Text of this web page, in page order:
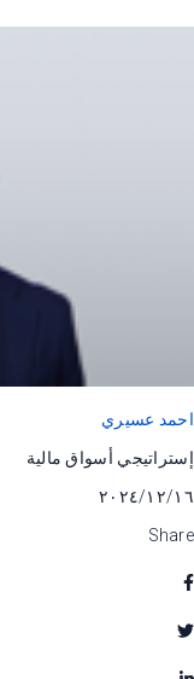
احمد عسيري
إستراتيجي أسواق مالية
١٦‏/١٢‏/٢٠٢٤
Share